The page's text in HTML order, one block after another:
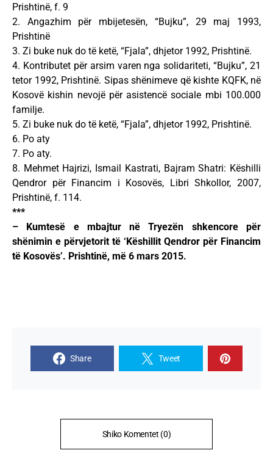
Prishtinë, f. 9
2. Angazhim për mbijetesën, “Bujku”, 29 maj 1993,
Prishtinë
3. Zi buke nuk do të ketë, “Fjala”, dhjetor 1992, Prishtinë.
4. Kontributet për arsim varen nga solidariteti, “Bujku”, 21
tetor 1992, Prishtinë. Sipas shënimeve që kishte KQFK, në
Kosovë kishin nevojë për asistencë sociale mbi 100.000
familje.
5. Zi buke nuk do të ketë, “Fjala”, dhjetor 1992, Prishtinë.
6. Po aty
7. Po aty.
8. Mehmet Hajrizi, Ismail Kastrati, Bajram Shatri: Këshilli
Qendror për Financim i Kosovës, Libri Shkollor, 2007,
Prishtinë, f. 114.
***
– Kumtesë e mbajtur në Tryezën shkencore për
shënimin e përvjetorit të ‘Këshillit Qendror për Financim
të Kosovës’. Prishtinë, më 6 mars 2015.
Share Tweet
Shiko Komentet (0)